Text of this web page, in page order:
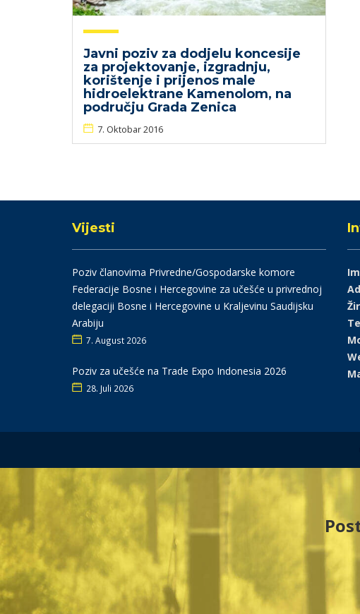
Javni poziv za dodjelu koncesije
za projektovanje, izgradnju,
korištenje i prijenos male
hidroelektrane Kamenolom, na
području Grada Zenica
7. Oktobar 2016
Vijesti
Poziv članovima Privredne/Gospodarske komore
Federacije Bosne i Hercegovine za učešće u privrednoj
delegaciji Bosne i Hercegovine u Kraljevinu Saudijsku
Arabiju
7. August 2026
Poziv za učešće na Trade Expo Indonesia 2026
28. Juli 2026